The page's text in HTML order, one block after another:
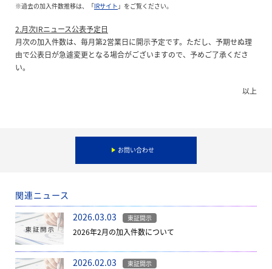
※過去の加入件数推移は、「IRサイト 」をご覧ください。
2.月次IRニュース公表予定日
月次の加入件数は、毎月第2営業日に開示予定です。ただし、予期せぬ理
由で公表日が急遽変更となる場合がございますので、予めご了承くださ
い。
以上
お問い合わせ
関連ニュース
2026.03.03
東証開示
2026年2月の加入件数について
2026.02.03 東証開示